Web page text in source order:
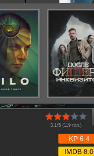
3.1/5 (119 гол.)
KP 6.4
IMDB 8.0